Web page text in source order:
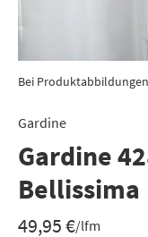
Bei
Gardine
Gardine
Bellissima
49,95€/lfm